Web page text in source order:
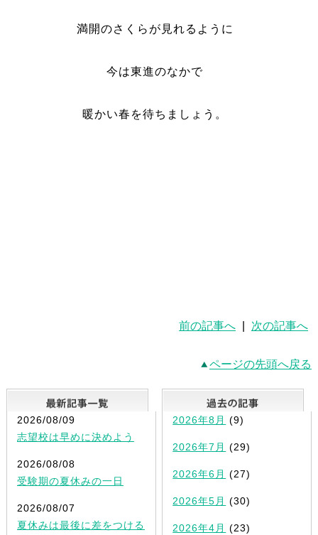
満開のさくらが見れるように
今は東進のなかで
暖かい春を待ちましょう。
前の記事へ 次の記事へ
ページの先頭へ戻る
最新記事一覧
2026/08/09
志望校は早めに決めよう
2026/08/08
受験期の夏休みの一日
2026/08/07
夏休みは最後に差をつける
2026年8月 (9)
2026年7月 (29)
2026年6月 (27)
2026年5月 (30)
2026年4月 (23)